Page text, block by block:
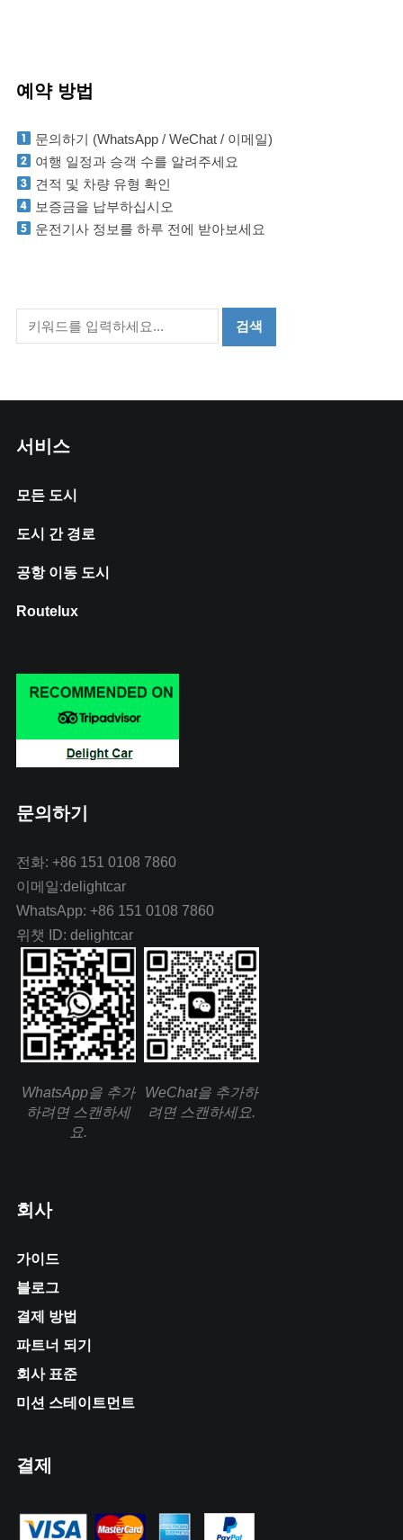
예약 방법
문의하기 (WhatsApp / WeChat / 이메일)
여행 일정과 승객 수를 알려주세요
견적 및 차량 유형 확인
보증금을 납부하십시오
운전기사 정보를 하루 전에 받아보세요
서비스
모든 도시
도시 간 경로
공항 이동 도시
Routelux
문의하기
전화: +86 151 0108 7860
이메일:delightcar
WhatsApp: +86 151 0108 7860
위챗 ID: delightcar
WhatsApp을 추가
하려면 스캔하세
요.
WeChat을 추가하
려면 스캔하세요.
회사
가이드
블로그
결제 방법
파트너 되기
회사 표준
미션 스테이트먼트
결제